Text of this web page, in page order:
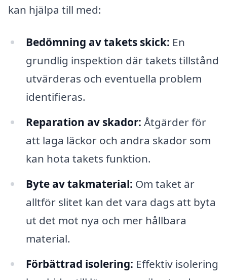
kan hjälpa till med:
Bedömning av takets skick: En
grundlig inspektion där takets tillstånd
utvärderas och eventuella problem
identifieras.
Reparation av skador: Åtgärder för
att laga läckor och andra skador som
kan hota takets funktion.
Byte av takmaterial: Om taket är
alltför slitet kan det vara dags att byta
ut det mot nya och mer hållbara
material.
Förbättrad isolering: Effektiv isolering